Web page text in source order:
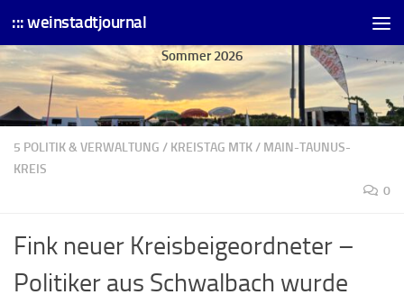
Skip to content
::: weinstadtjournal
Sommer 2026
5 POLITIK & VERWALTUNG / KREISTAG MTK/ MAIN-TAUNUS-
KREIS
0
Fink neuer Kreisbeigeordneter –
Politiker aus Schwalbach wurde